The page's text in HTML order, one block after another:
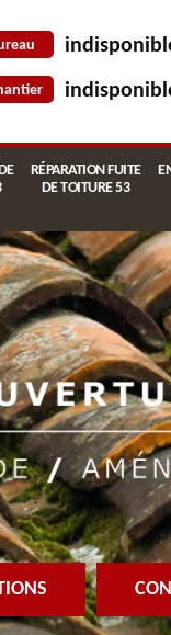
RÉPARATION FUITE
DE TOITURE 53